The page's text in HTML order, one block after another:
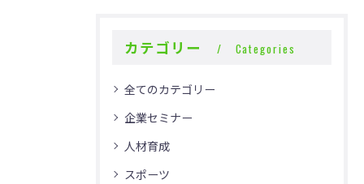
カテゴリー Categories
全てのカテゴリー
企業セミナー
人材育成
スポーツ